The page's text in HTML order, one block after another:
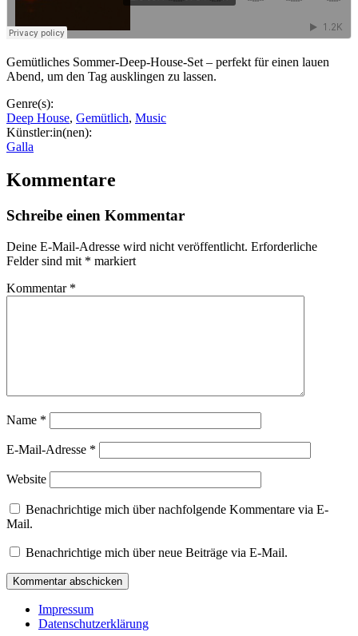
Gemütliches Sommer-Deep-House-Set – perfekt für einen lauen
Abend, um den Tag ausklingen zu lassen.
Genre(s):
Deep House, Gemütlich, Music
Künstler:in(nen):
Galla
Kommentare
Schreibe einen Kommentar
Deine E-Mail-Adresse wird nicht veröffentlicht. Erforderliche
Felder sind mit * markiert
Kommentar *
Name *
E-Mail-Adresse *
Website
Benachrichtige mich über nachfolgende Kommentare via E-
Mail.
Benachrichtige mich über neue Beiträge via E-Mail.
Impressum
Datenschutzerklärung